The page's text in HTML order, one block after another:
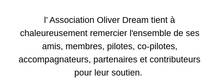
l’ Association Oliver Dream tient à
chaleureusement remercier l'ensemble de ses
amis, membres, pilotes, co-pilotes,
accompagnateurs, partenaires et contributeurs
pour leur soutien.